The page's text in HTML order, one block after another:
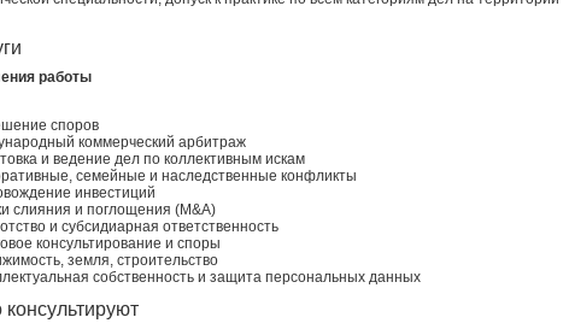
работы
споров
коммерческий арбитраж
и ведение дел по коллективным искам
семейные и наследственные конфликты
инвестиций
слияния и поглощения (M&A)
и субсидиарная ответственность
консультирование и споры
земля, строительство
собственность и защита персональных данных
консультируют